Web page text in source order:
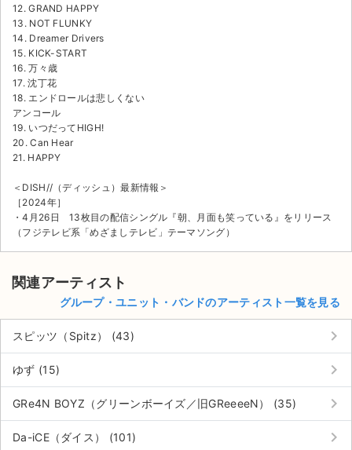
12. GRAND HAPPY
13. NOT FLUNKY
14. Dreamer Drivers
15. KICK-START
16. 万々歳
17. 沈丁花
18. エンドロールは悲しくない
アンコール
19. いつだってHIGH!
20. Can Hear
21. HAPPY
＜DISH//（ディッシュ）最新情報＞
［2024年］
・4月26日 13枚目の配信シングル『朝、月面も笑っている』をリリース
（フジテレビ系「めざましテレビ」テーマソング）
関連アーティスト
グループ・ユニット・バンドのアーティスト一覧を見る
スピッツ（Spitz） (43) keyboard_arrow_right
ゆず (15) keyboard_arrow_right
GRe4N BOYZ（グリーンボーイズ／旧GReeeeN） (35) keyboard_arrow_right
Da-iCE（ダイス） (101) keyboard_arrow_right